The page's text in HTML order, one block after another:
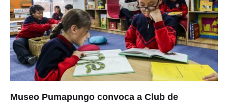
Museo Pumapungo convoca a Club de